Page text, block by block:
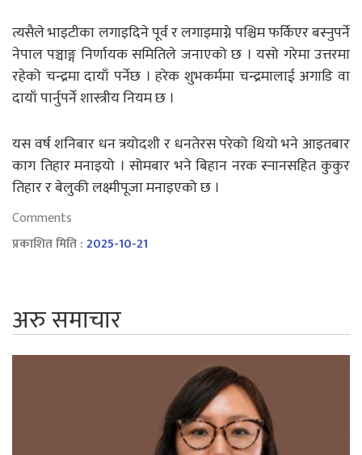
त्यसैले भाइटीका लगाइदिने पूर्व र लगाइमाग्ने पश्चिम फर्किएर बस्नुपर्ने
नेपाल पञ्चाङ्ग निर्णायक समितिले जनाएको छ । यसो गरेमा उत्तरमा
रहेको चन्द्रमा दायाँ पर्नेछ । हरेक शुभकर्ममा चन्द्रमालाई अगाडि वा
दायाँ पार्नुपर्ने शास्त्रीय नियम छ ।
यस वर्ष शनिबार धन त्रयोदशी र धनतेरस परेको थियो भने आइतबार
काग तिहार मनाइयो । सोमबार भने बिहान नरक स्नानसहित कुकुर
तिहार र बेलुकी लक्ष्मीपूजा मनाइएको छ ।
Comments
प्रकाशित मिति :2025-10-21
अरु समाचार